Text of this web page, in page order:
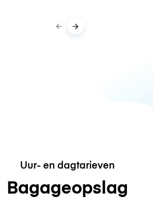
Uur- en dagtarieven
Bagageopslag